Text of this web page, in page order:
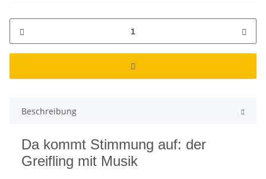
Beschreibung
Da kommt Stimmung auf: der
Greifling mit Musik